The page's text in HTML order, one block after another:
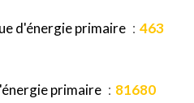
d'énergie primaire
463
primaire
81680